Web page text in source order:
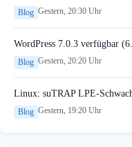
Blog Gestern, 20:30 Uhr
WordPress 7.0.3 verfügbar
Blog Gestern, 20:20 Uhr
Linux: suTRAP LPE-
Blog Gestern, 19:20 Uhr